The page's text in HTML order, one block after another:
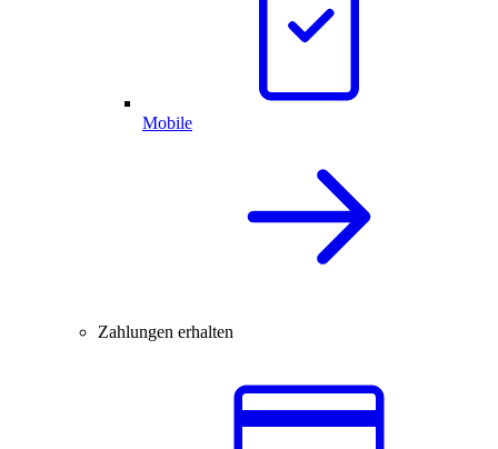
Mobile
Zahlungen erhalten